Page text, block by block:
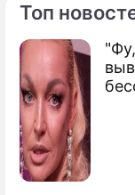
Топ
По теме
Украина
России
Украина
Крыма